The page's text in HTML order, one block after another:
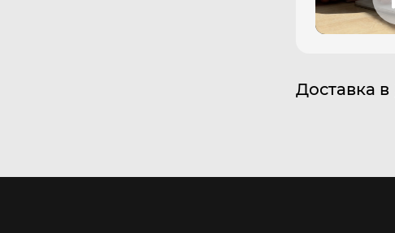
Доставка в